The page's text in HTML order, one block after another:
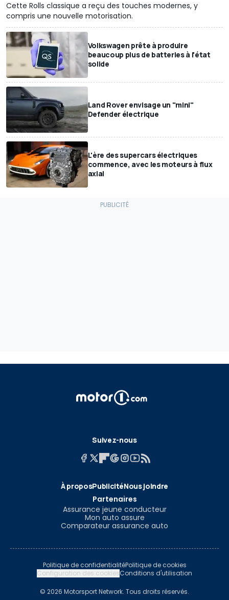
Cette Rolls classique a reçu des touches modernes, y
compris une nouvelle motorisation.
Volkswagen prête à produire
beaucoup plus de batteries à l'état
solide
Land Rover envisage un "mini"
Defender électrique
L'ère des supercars électriques
commence, avec les moteurs à flux
axial
Suivez-nous
À proposPublicitéNous joindre
Partenaires
Assurance jeune conducteur
Mon auto assure
Comparateur assurance auto
Politique de confidentialitéPolitique de cookies
Configuration des cookiesConditions d'utilisation
© 2026 Motorsport Network. Tous droits réservés.